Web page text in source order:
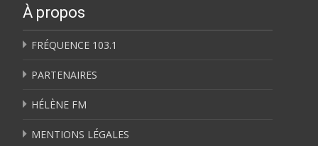
À propos
FRÉQUENCE 103.1
PARTENAIRES
HÉLÈNE FM
MENTIONS LÉGALES